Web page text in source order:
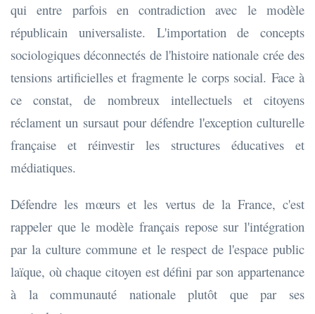
qui entre parfois en contradiction avec le modèle
républicain universaliste. L'importation de concepts
sociologiques déconnectés de l'histoire nationale crée des
tensions artificielles et fragmente le corps social. Face à
ce constat, de nombreux intellectuels et citoyens
réclament un sursaut pour défendre l'exception culturelle
française et réinvestir les structures éducatives et
médiatiques.
Défendre les mœurs et les vertus de la France, c'est
rappeler que le modèle français repose sur l'intégration
par la culture commune et le respect de l'espace public
laïque, où chaque citoyen est défini par son appartenance
à la communauté nationale plutôt que par ses